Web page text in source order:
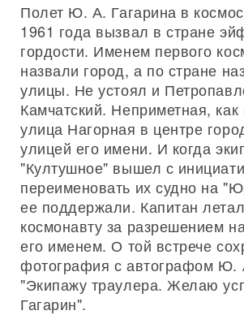
Полет Ю. А. Гагарина в
1961 года вызвал в стране
гордости. Именем первого
назвали город, а по стране
улицы. Не устоял и
Камчатский. Неприметная,
улица Нагорная в центре
улицей его имени. И когда
"Култушное" вышел с
переименовать их судно на
ее поддержали. Капитан
космонавту за разрешением
его именем. О той встрече
фотография с автографом Ю.
"Экипажу траулера. Желаю
Гагарин".